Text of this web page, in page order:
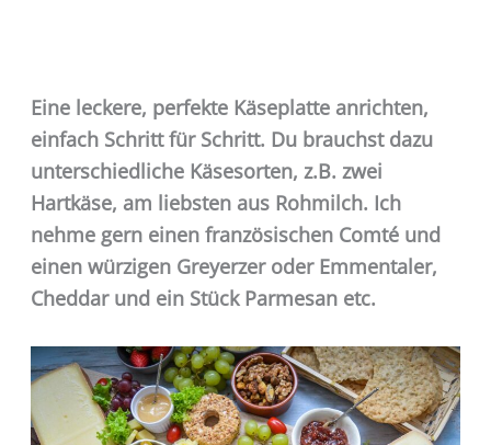
Eine leckere, perfekte Käseplatte anrichten,
einfach Schritt für Schritt. Du brauchst dazu
unterschiedliche Käsesorten, z.B. zwei
Hartkäse, am liebsten aus Rohmilch. Ich
nehme gern einen französischen Comté und
einen würzigen Greyerzer oder Emmentaler,
Cheddar und ein Stück Parmesan etc.